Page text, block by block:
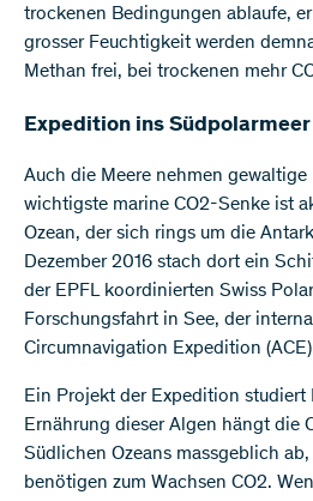
trockenen Bedingungen ablaufe,
grosser Feuchtigkeit werden
Methan frei, bei trockenen mehr
Expedition ins Südpolarmeer
Auch die Meere nehmen gewaltige
wichtigste marine CO2-Senke ist
Ozean, der sich rings um die
Dezember 2016 stach dort ein
der EPFL koordinierten Swiss
Forschungsfahrt in See, der
Circumnavigation Expedition
Ein Projekt der Expedition studiert
Ernährung dieser Algen hängt die
Südlichen Ozeans massgeblich
benötigen zum Wachsen CO2.